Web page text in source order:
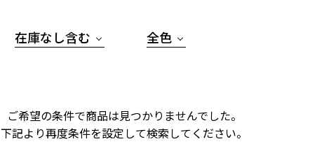
在庫なし含む 全色
ご希望の条件で商品は見つかりませんでした。
下記より再度条件を設定して検索してください。